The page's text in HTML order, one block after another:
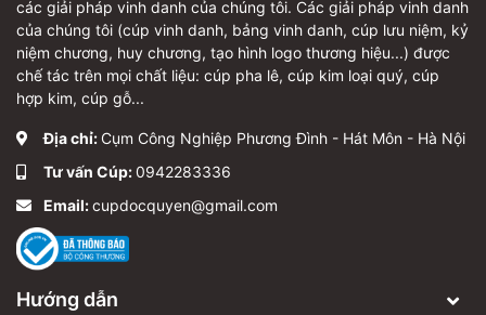
các giải pháp vinh danh của chúng tôi. Các giải pháp vinh danh
của chúng tôi (cúp vinh danh, bảng vinh danh, cúp lưu niệm, kỷ
niệm chương, huy chương, tạo hình logo thương hiệu...) được
chế tác trên mọi chất liệu: cúp pha lê, cúp kim loại quý, cúp
hợp kim, cúp gỗ...
Địa chỉ: Cụm Công Nghiệp Phương Đình - Hát Môn - Hà Nội
Tư vấn Cúp:0942283336
Email:cupdocquyen@gmail.com
Hướng dẫn